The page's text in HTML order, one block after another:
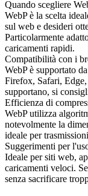
Quando scegliere
WebP è la scelta
sul web e desideri
Particolarmente
caricamenti rapidi.
Compatibilità con i
WebP è supportato
Firefox, Safari,
supportano, si
Efficienza di
WebP utilizza
notevolmente la
ideale per
Suggerimenti per
Ideale per siti web,
caricamenti veloci.
senza sacrificare